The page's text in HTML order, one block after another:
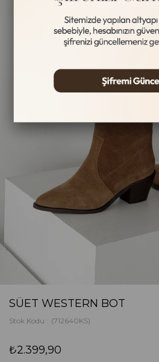
SÜET WESTERN BOT
Stok Kodu (712640KS)
₺2.399,90